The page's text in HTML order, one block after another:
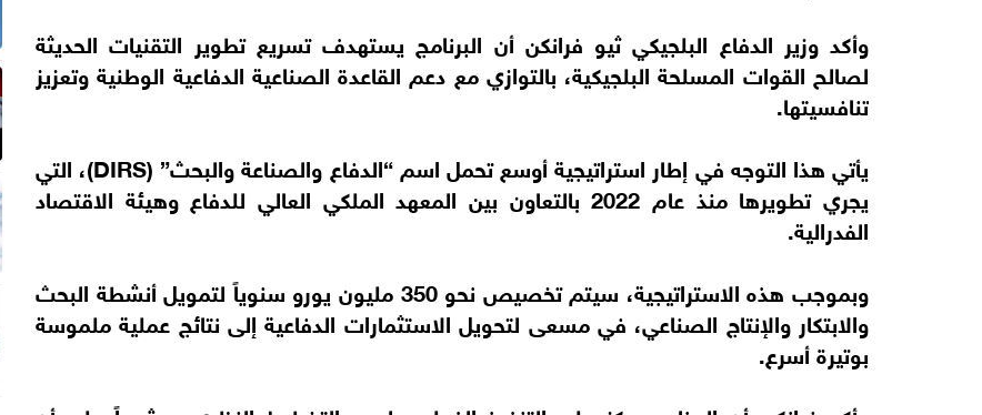
وأكد وزير الدفاع البلجيكي ثيو فرانكن أن البرنامج يستهدف تسريع تطوير التقنيات الحديثة
لصالح القوات المسلحة البلجيكية، بالتوازي مع دعم القاعدة الصناعية الدفاعية الوطنية وتعزيز
تنافسيتها.
يأتي هذا التوجه في إطار استراتيجية أوسع تحمل اسم “الدفاع والصناعة والبحث” (DIRS)، التي
يجري تطويرها منذ عام 2022 بالتعاون بين المعهد الملكي العالي للدفاع وهيئة الاقتصاد
الفدرالية.
وبموجب هذه الاستراتيجية، سيتم تخصيص نحو 350 مليون يورو سنوياً لتمويل أنشطة البحث
والابتكار والإنتاج الصناعي، في مسعى لتحويل الاستثمارات الدفاعية إلى نتائج عملية ملموسة
بوتيرة أسرع.